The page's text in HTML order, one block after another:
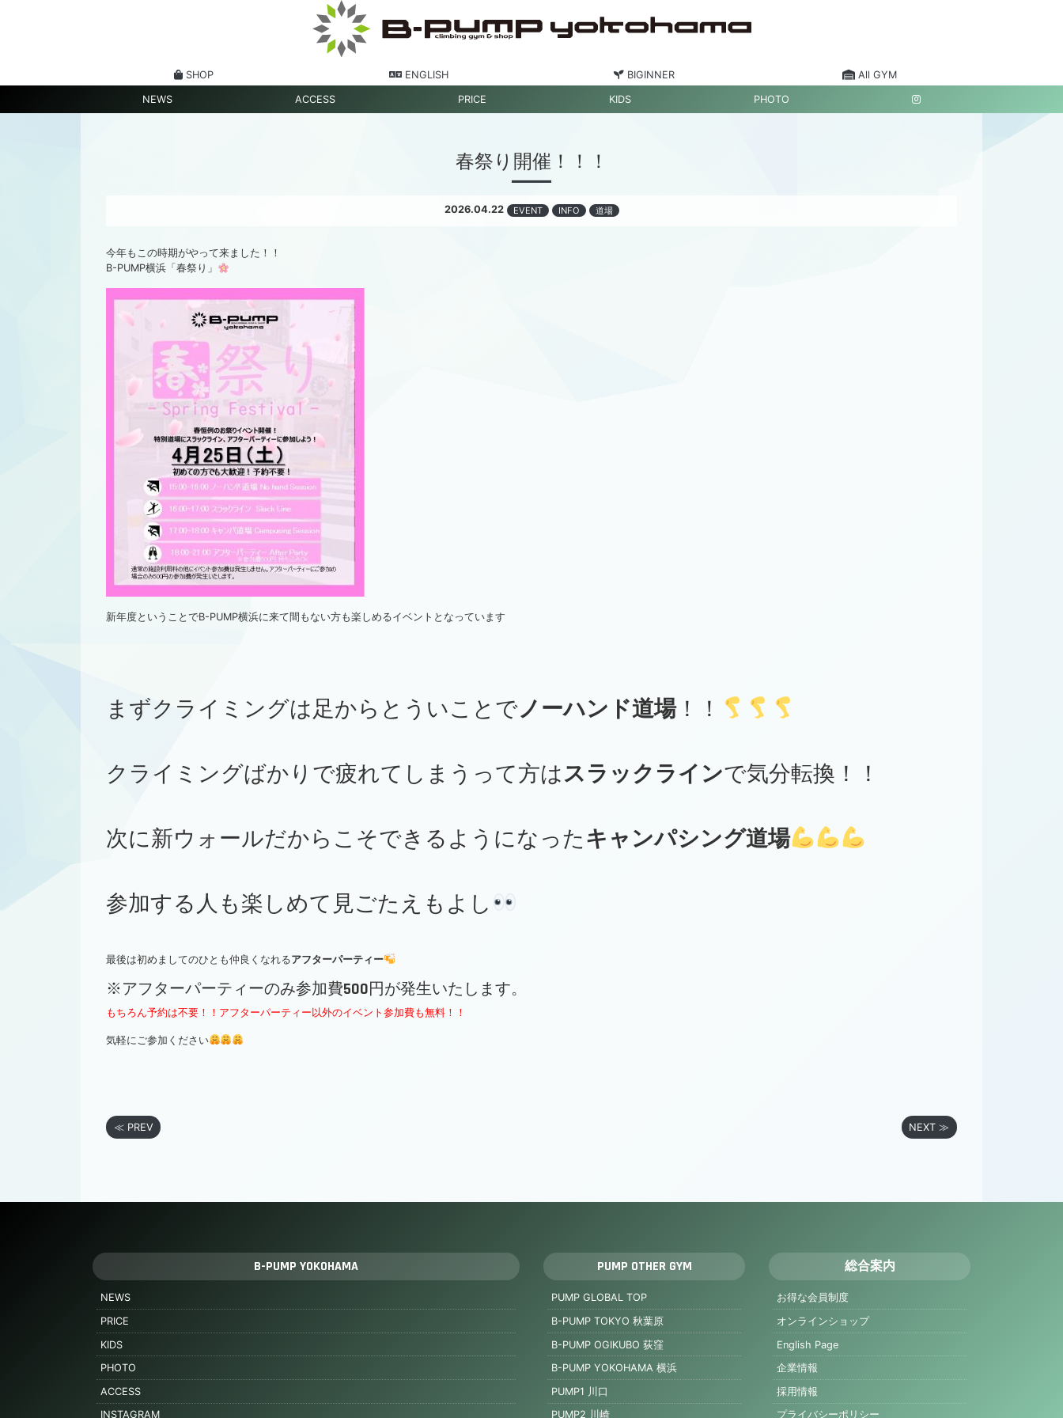
SHOP ENGLISH BIGINNER All GYM
NEWS ACCESS PRICE KIDS PHOTO
春祭り開催！！！
2026.04.22 EVENT INFO 道場
今年もこの時期がやって来ました！！
B-PUMP横浜「春祭り」
新年度ということでB-PUMP横浜に来て間もない方も楽しめるイベントとなっています
まずクライミングは足からとういことでノーハンド道場！！
クライミングばかりで疲れてしまうって方はスラックラインで気分転換！！
次に新ウォールだからこそできるようになったキャンパシング道場
参加する人も楽しめて見ごたえもよし
最後は初めましてのひとも仲良くなれるアフターパーティー
※アフターパーティーのみ参加費500円が発生いたします。
もちろん予約は不要！！アフターパーティー以外のイベント参加費も無料！！
気軽にご参加ください
≪ PREV NEXT ≫
B-PUMP YOKOHAMA
NEWS
PRICE
KIDS
PHOTO
ACCESS
INSTAGRAM
PUMP OTHER GYM
PUMP GLOBAL TOP
B-PUMP TOKYO 秋葉原
B-PUMP OGIKUBO 荻窪
B-PUMP YOKOHAMA 横浜
PUMP1 川口
PUMP2 川崎
総合案内
お得な会員制度
オンラインショップ
English Page
企業情報
採用情報
プライバシーポリシー